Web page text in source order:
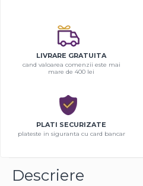
LIVRARE GRATUITA
cand valoarea comenzii este mai
mare de 400 lei
PLATI SECURIZATE
plateste in siguranta cu card bancar
Descriere